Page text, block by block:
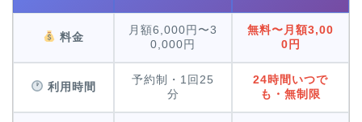
料金
月額6,000円〜3
0,000円
無料〜月額3,00
0円
利用時間
予約制・1回25
分
24時間いつで
も・無制限